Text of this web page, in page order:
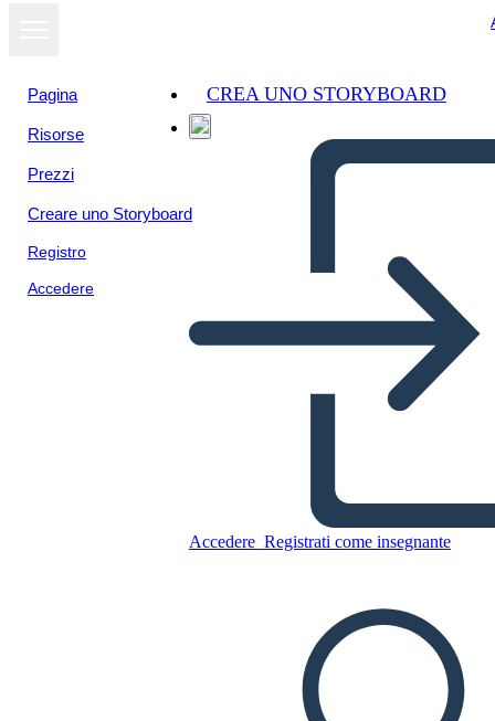
Pagina
Risorse
Prezzi
Creare uno Storyboard
Registro
Accedere
CREA UNO STORYBOARD
Accedere Registrati come insegnante
Coniugazione del Verbo
CREARE UNO STORYBOARD
RIPRODURRE LA PRESENTAZIONE
LEGGIMI